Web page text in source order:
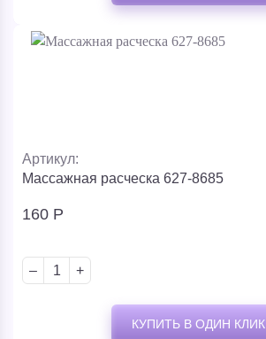
Артикул:
Массажная расческа 627-8685
160 Р
– +
КУПИТЬ В ОДИН КЛИК
Выбранный